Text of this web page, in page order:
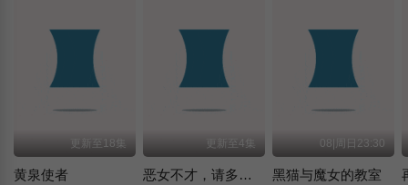
更新至18集
黄泉使者
更新至4集
恶女不才，请多关照 ～雏宫蝶鼠换身传～
08|周日23:30
黑猫与魔女的教室